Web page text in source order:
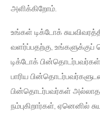
அளிக்கிறோம்.
உங்கள் டிக்டோக்
வளர்ப்பதற்கு,
டிக்டோக்
பாரிய
பின்தொடர்பவர்கள்
நம்புகிறார்கள், ஏனெனில்